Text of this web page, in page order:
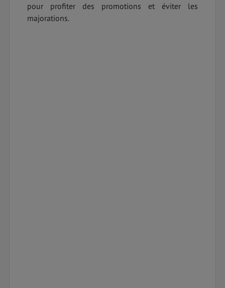
pour profiter des promotions et éviter les
majorations.